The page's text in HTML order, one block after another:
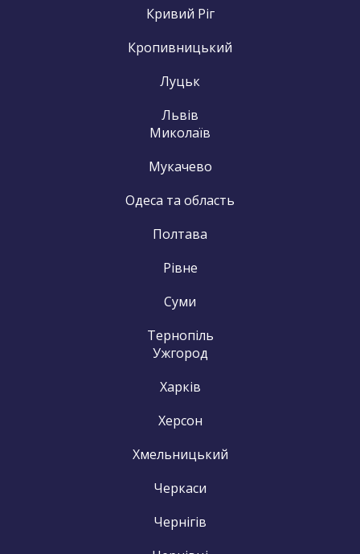
Кривий Ріг
Кропивницький
Луцьк
Львів
Миколаїв
Мукачево
Одеса та область
Полтава
Рівне
Суми
Тернопіль
Ужгород
Харків
Херсон
Хмельницький
Черкаси
Чернігів